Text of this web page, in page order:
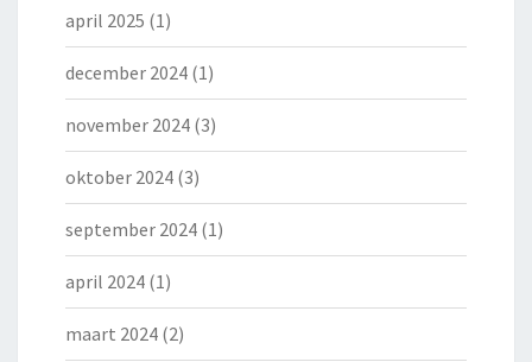
april 2025 (1)
december 2024 (1)
november 2024 (3)
oktober 2024 (3)
september 2024 (1)
april 2024 (1)
maart 2024 (2)